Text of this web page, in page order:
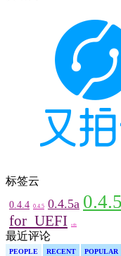
标签云
0.4.4 0.4.5 0.4.5a
for_UEFI utils
最近评论
PEOPLE RECENT POPULAR